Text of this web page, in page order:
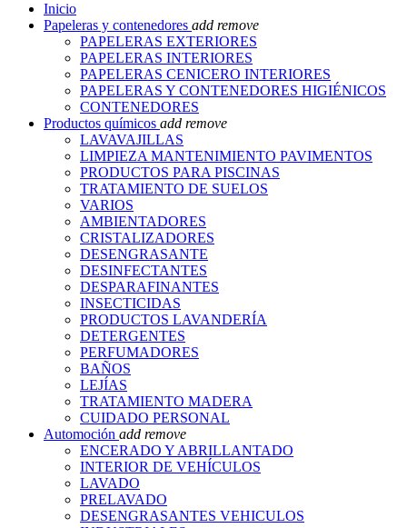
Inicio
Papeleras y contenedores add remove
PAPELERAS EXTERIORES
PAPELERAS INTERIORES
PAPELERAS CENICERO INTERIORES
PAPELERAS Y CONTENEDORES HIGIÉNICOS
CONTENEDORES
Productos químicos add remove
LAVAVAJILLAS
LIMPIEZA MANTENIMIENTO PAVIMENTOS
PRODUCTOS PARA PISCINAS
TRATAMIENTO DE SUELOS
VARIOS
AMBIENTADORES
CRISTALIZADORES
DESENGRASANTE
DESINFECTANTES
DESPARAFINANTES
INSECTICIDAS
PRODUCTOS LAVANDERÍA
DETERGENTES
PERFUMADORES
BAÑOS
LEJÍAS
TRATAMIENTO MADERA
CUIDADO PERSONAL
Automoción add remove
ENCERADO Y ABRILLANTADO
INTERIOR DE VEHÍCULOS
LAVADO
PRELAVADO
DESENGRASANTES VEHICULOS